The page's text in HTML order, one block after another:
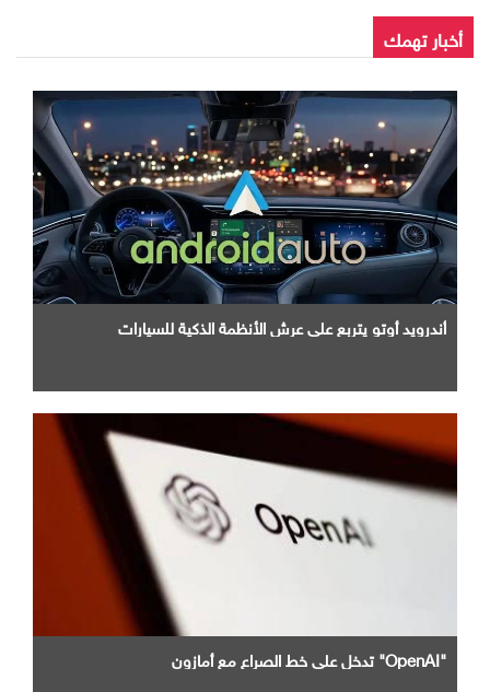
أخبار تهمك
أندرويد أوتو يتربع علي عرش الأنظمة الذكية للسيارات
"OpenAI" تدخل علي خط الصراع مع أمازون